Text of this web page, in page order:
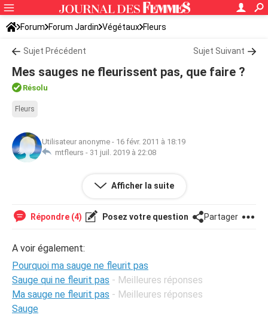
Forum Forum Jardin Végétaux Fleurs
Sujet Précédent Sujet Suivant
Mes sauges ne fleurissent pas, que faire ?
Résolu
Fleurs
Utilisateur anonyme - 16 févr. 2011 à 18:19
mtfleurs - 31 juil. 2019 à 22:08
Depuis trois ans, elles sont devenues énormes mais
toujours pas fleuries, est-ce normal ? faut-il les tailler ?
Afficher la suite
Répondre (4) Posez votre question Partager
A voir également:
Pourquoi ma sauge ne fleurit pas
Sauge qui ne fleurit pas - Meilleures réponses
Ma sauge ne fleurit pas - Meilleures réponses
Sauge